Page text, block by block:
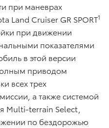
при маневрах
Land Cruiser GR SPORT1
при движении
показателями
в этой версии
приводом
всех трех
а также системой
Multi-terrain Select,
по бездорожью